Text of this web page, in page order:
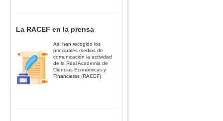
La RACEF en la prensa
Así han recogido los
principales medios de
comunicación la actividad
de la Real Academia de
Ciencias Económicas y
Financieras (RACEF)